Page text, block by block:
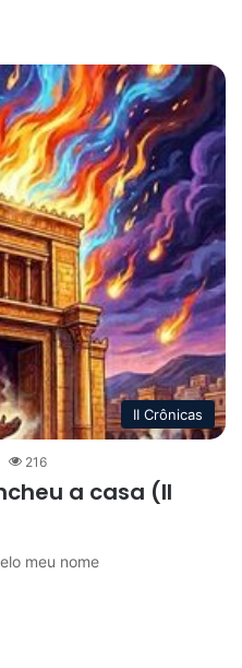
II Crônicas
216
a casa (II
meu nome